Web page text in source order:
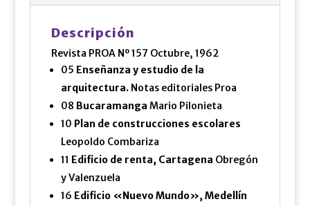
Descripción
Revista PROA Nº 157 Octubre, 1962
05 Enseñanza y estudio de la
arquitectura.Notas editoriales Proa
08 Bucaramanga Mario Pilonieta
10 Plan de construcciones escolares
Leopoldo Combariza
11 Edificio de renta, Cartagena Obregón
y Valenzuela
16 Edificio «Nuevo Mundo», Medellín